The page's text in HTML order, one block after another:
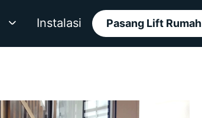
Instalasi Pasang Lift Rumah